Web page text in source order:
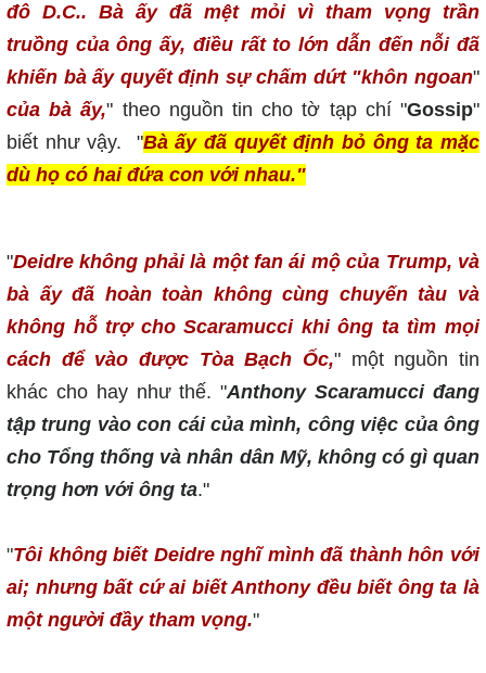
đô D.C.. Bà ấy đã mệt mỏi vì tham vọng trần
truồng của ông ấy, điều rất to lớn dẫn đến nỗi đã
khiến bà ấy quyết định sự chấm dứt "khôn ngoan"
của bà ấy," theo nguồn tin cho tờ tạp chí "Gossip"
biết như vậy. "Bà ấy đã quyết định bỏ ông ta mặc
dù họ có hai đứa con với nhau."
"Deidre không phải là một fan ái mộ của Trump, và
bà ấy đã hoàn toàn không cùng chuyến tàu và
không hỗ trợ cho Scaramucci khi ông ta tìm mọi
cách để vào được Tòa Bạch Ốc," một nguồn tin
khác cho hay như thế. "Anthony Scaramucci đang
tập trung vào con cái của mình, công việc của ông
cho Tổng thống và nhân dân Mỹ, không có gì quan
trọng hơn với ông ta."
"Tôi không biết Deidre nghĩ mình đã thành hôn với
ai; nhưng bất cứ ai biết Anthony đều biết ông ta là
một người đầy tham vọng."